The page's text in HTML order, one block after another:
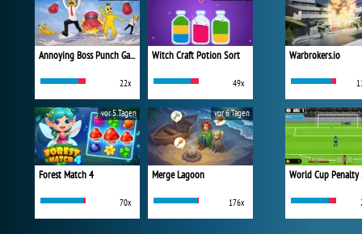
Annoying Boss Punch Game
22x
Witch Craft Potion Sort
49x
Forest Match 4
70x
vor 5 Tagen
Merge Lagoon
176x
vor 6 Tagen
Warbrokers.io
World Cup